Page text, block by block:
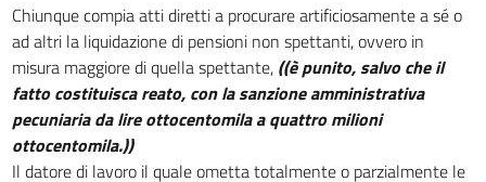
21
22
23
24
25
Chiunque compia atti diretti a procurare artificiosamente a sé o
ad altri la liquidazione di pensioni non spettanti, ovvero in
misura maggiore di quella spettante, ((è punito, salvo che il
fatto costituisca reato, con la sanzione amministrativa
pecuniaria da lire ottocentomila a quattro milioni
ottocentomila.))
Il datore di lavoro il quale ometta totalmente o parzialmente le